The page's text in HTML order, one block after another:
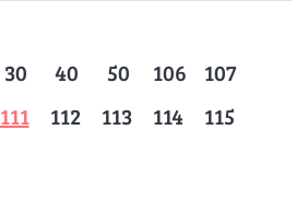
30 40 50 106
107
111 112 113 114
115